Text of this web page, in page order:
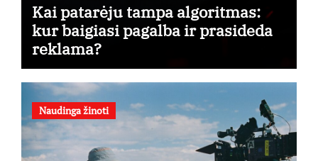
Kai patarėju tampa algoritmas:
kur baigiasi pagalba ir prasideda
reklama?
Naudinga žinoti